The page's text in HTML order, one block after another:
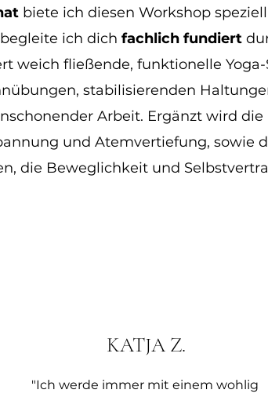
biete ich diesen Workshop
ich dich fachlich fundiert
weich fließende, funktionelle
stabilisierenden
Arbeit. Ergänzt wird die
und Atemvertiefung, sowie
die Beweglichkeit und
KATJA Z.
"Ich werde immer mit einem wohlig